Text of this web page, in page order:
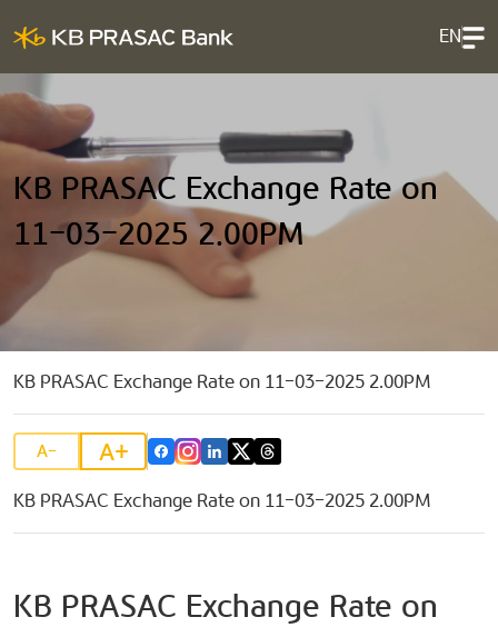
EN
KB PRASAC Exchange Rate on
11-03-2025 2.00PM
KB PRASAC Exchange Rate on 11-03-2025 2.00PM
A- A+
KB PRASAC Exchange Rate on 11-03-2025 2.00PM
KB PRASAC Exchange Rate on